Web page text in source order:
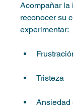
Acompañar la
reconocer su
experimentar:
Tristeza
Ansiedad